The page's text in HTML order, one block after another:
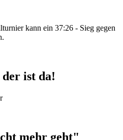
kann ein 37:26 - Sieg gegen
ist da!
mehr geht"